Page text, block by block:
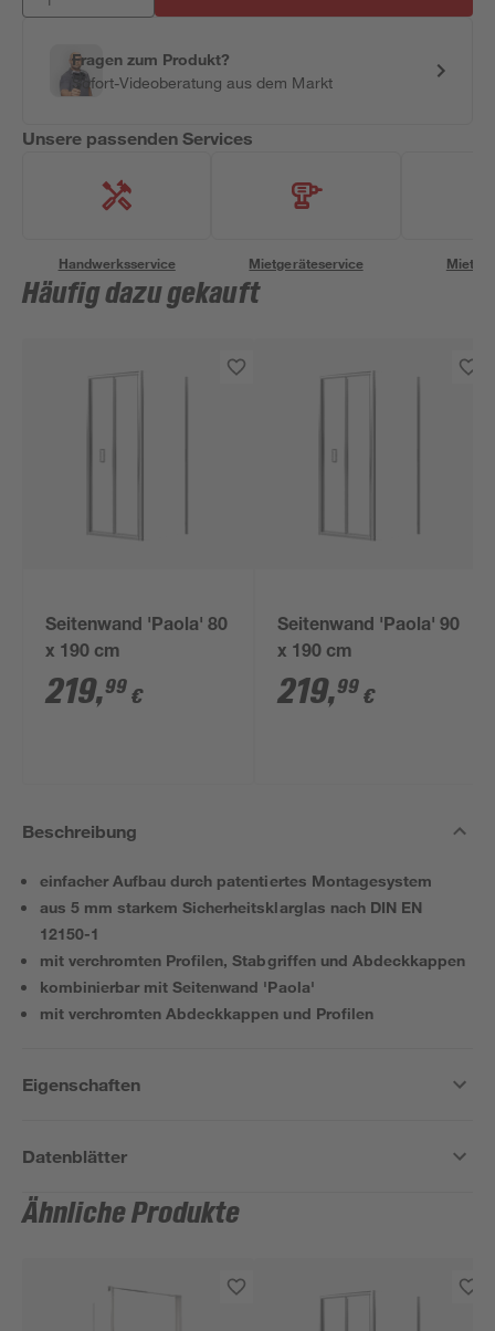
Fragen zum Produkt?
Sofort-Videoberatung aus dem Markt
Unsere passenden Services
Handwerksservice Mietgeräteservice
Häufig dazu gekauft
Seitenwand 'Paola' 80
x 190 cm
219,99 €
Seitenwand 'Paola' 90
x 190 cm
219,99 €
Beschreibung
einfacher Aufbau durch patentiertes Montagesystem
aus 5 mm starkem Sicherheitsklarglas nach DIN EN
12150-1
mit verchromten Profilen, Stabgriffen und Abdeckkappen
kombinierbar mit Seitenwand 'Paola'
mit verchromten Abdeckkappen und Profilen
Eigenschaften
Datenblätter
Ähnliche Produkte